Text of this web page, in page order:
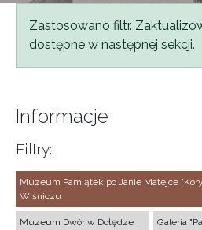
Komunikat
Zastosowano filtr.
dostępne w następnej sekcji.
Informacje
Filtry:
Muzeum Pamiątek po Janie Matejce
Wiśniczu
Muzeum Dwór w Dołędze Galeria